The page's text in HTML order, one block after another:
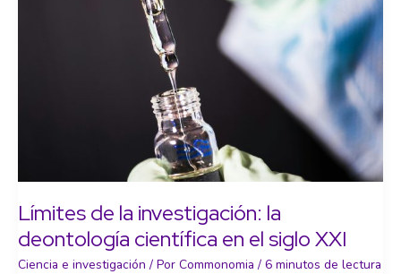
Límites de la investigación: la
deontología científica en el siglo XXI
Ciencia e investigación / Por Commonomia / 6 minutos de lectura